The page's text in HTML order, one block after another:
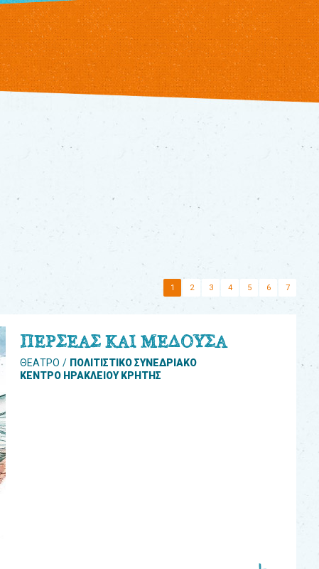
1 2 3 4 5 6 7
ΠΕΡΣΕΑΣ ΚΑΙ ΜΕΔΟΥΣΑ
ΘΕΑΤΡΟ
ΠΟΛΙΤΙΣΤΙΚΟ ΣΥΝΕΔΡΙΑΚΟ
ΚΕΝΤΡΟ ΗΡΑΚΛΕΙΟΥ ΚΡΗΤΗΣ